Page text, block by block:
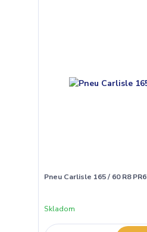
Pneu Carlisle 165 / 60 R8 PR6
Skladom